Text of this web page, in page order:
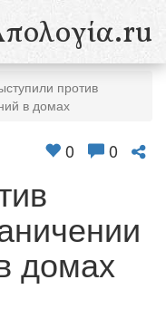
против
в домах
0 0
домах